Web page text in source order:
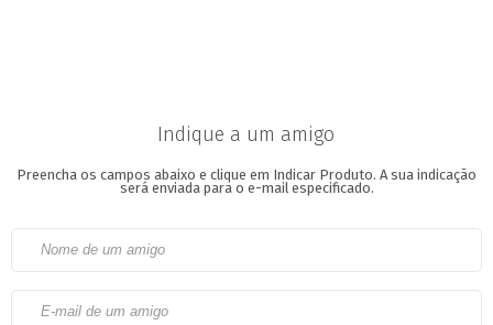
Indique a um amigo
Preencha os campos abaixo e clique em Indicar Produto. A sua indicação
será enviada para o e-mail especificado.